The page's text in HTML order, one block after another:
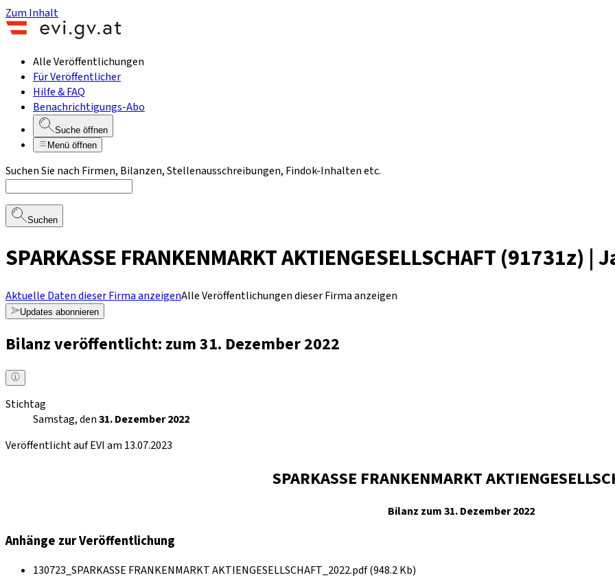
Zum Inhalt
Alle Veröffentlichungen
Für Veröffentlicher
Hilfe & FAQ
Benachrichtigungs-Abo
Suche öffnen
Menü öffnen
Suchen Sie nach Firmen, Bilanzen, Stellenausschreibungen, Findok-Inhalten etc.
Suchen
SPARKASSE FRANKENMARKT AKTIENGESELLSCHAFT (91731z)
Aktuelle Daten dieser Firma anzeigenAlle Veröffentlichungen dieser Firma anzeigen
Updates abonnieren
Bilanz veröffentlicht: zum 31. Dezember 2022
Stichtag
Samstag, den31. Dezember 2022
Veröffentlicht auf EVI am 13.07.2023
SPARKASSE FRANKENMARKT
Bilanz zum 31. Dezember 2022
Anhänge zur Veröffentlichung
130723_SPARKASSE FRANKENMARKT AKTIENGESELLSCHAFT_2022.pdf (948.2 Kb)